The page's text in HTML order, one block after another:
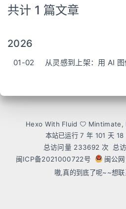
共计 1 篇文章
2026
01-02
Hexo With Fluid Mintimate,
本站已运行 7 年 101 天 18
总访问量 233692 次 总
闽ICP备2021000722号
闽公
嗷,真的到底了呢~~想联